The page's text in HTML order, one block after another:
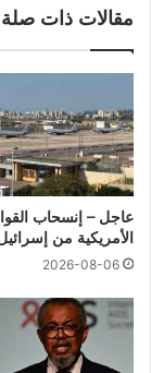
مقالات ذات صلة
عاجل – إنسحاب
الأمريكية من
2026-08-06